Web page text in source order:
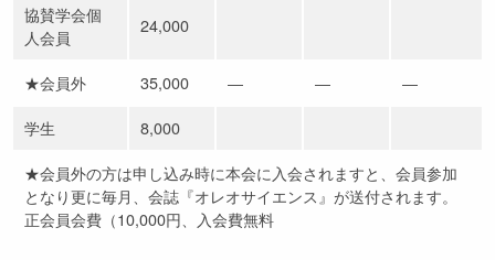
協賛学会個
人会員
24,000
★会員外 35,000 ― ―
―
学生
8,000
★会員外の方は申し込み時に本会に入会されますと、会員参加
となり更に毎月、会誌『オレオサイエンス』が送付されます。
正会員会費（10,000円、入会費無料